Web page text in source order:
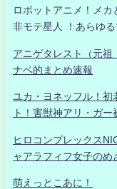
ロボットアニメ！メカ
非モテ星人 ！あらゆ
アニゲタレスト（元
ナベ的まとめ速報
ユカ・ヨネッフル！初
ト！害獣神アリ・ガ
ヒロコンプレックス
ャアラフィフ女子の
萌えっとこあに！